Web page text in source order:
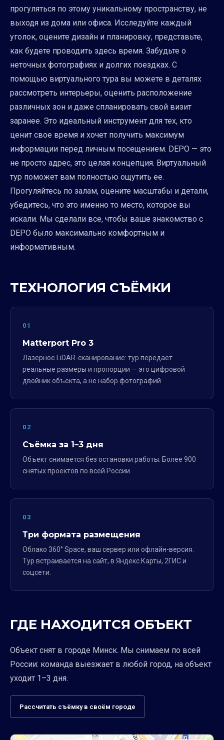
прогуляться по этому уникальному пространству, не
выходя из дома или офиса. Исследуйте каждый
уголок, оцените дизайн и планировку, представьте,
как будете проводить здесь время. Забудьте о
неточных фотографиях и долгих поездках. С
помощью виртуального тура вы можете в деталях
рассмотреть интерьеры, оценить расположение
различных зон и даже спланировать свой визит
заранее. Это идеальный инструмент для тех, кто
ценит свое время и хочет получить максимум
информации перед личным посещением. DEPO — это
не просто адрес, это целая концепция. Виртуальный
тур поможет вам полностью ощутить ее.
Прогуляйтесь по залам, оцените масштабы и детали,
убедитесь, что это именно то место, которое вы
искали. Мы сделали все, чтобы ваше знакомство с
DEPO было максимально комфортным и
информативным.
ТЕХНОЛОГИЯ СЪЁМКИ
01
Matterport Pro 3
Лазерное LiDAR-сканирование: тур передаёт
реальные размеры и пропорции — это цифровой
двойник объекта, а не набор фотографий.
02
Съёмка за 1–3 дня
Объект снимается без остановки работы. Более 900
снятых проектов по всей России.
03
Три формата размещения
Облако 360° Space, ваш сервер или офлайн-версия.
Тур встраивается на сайт, в Яндекс.Карты, 2ГИС и
соцсети.
ГДЕ НАХОДИТСЯ ОБЪЕКТ
Объект снят в городе Минск. Мы снимаем по всей
России: команда выезжает в любой город, на объект
уходит 1–3 дня.
Рассчитать съёмку в своём городе